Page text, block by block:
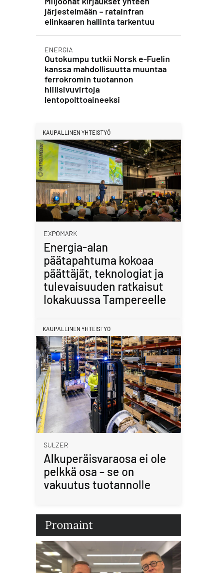
järjestelmään – ratainfran
elinkaaren hallinta tarkentuu
ENERGIA
Outokumpu tutkii Norsk e-Fuelin
kanssa mahdollisuutta muuntaa
ferrokromin tuotannon
hiilisivuvirtoja
lentopolttoaineeksi
KAUPALLINEN YHTEISTYÖ
EXPOMARK
Energia-alan
päätapahtuma kokoaa
päättäjät, teknologiat ja
tulevaisuuden ratkaisut
lokakuussa Tampereelle
KAUPALLINEN YHTEISTYÖ
SULZER
Alkuperäisvaraosa ei ole
pelkkä osa – se on
vakuutus tuotannolle
Promaint